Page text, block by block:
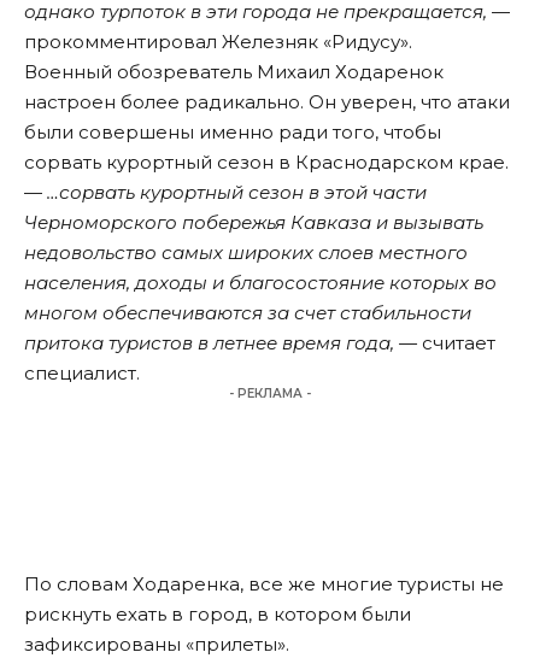
однако турпоток в эти города не прекращается, —
прокомментировал Железняк «Ридусу».
Военный обозреватель Михаил Ходаренок
настроен более радикально. Он уверен, что атаки
были совершены именно ради того, чтобы
сорвать курортный сезон в Краснодарском крае.
— …сорвать курортный сезон в этой части
Черноморского побережья Кавказа и вызывать
недовольство самых широких слоев местного
населения, доходы и благосостояние которых во
многом обеспечиваются за счет стабильности
притока туристов в летнее время года, — считает
специалист.
- РЕКЛАМА -
По словам Ходаренка, все же многие туристы не
рискнуть ехать в город, в котором были
зафиксированы «прилеты».